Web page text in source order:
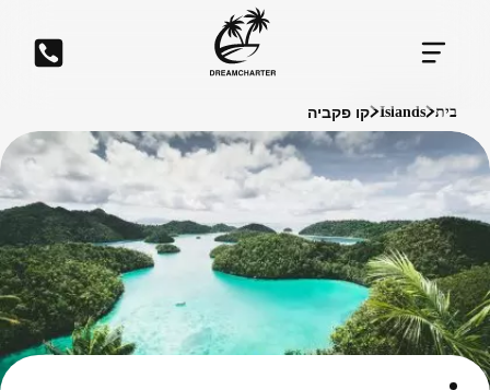
בית Islands קו פקביה